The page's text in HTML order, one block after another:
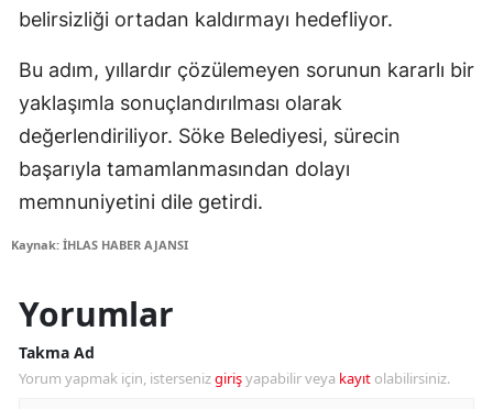
belirsizliği ortadan kaldırmayı hedefliyor.
Bu adım, yıllardır çözülemeyen sorunun kararlı bir
yaklaşımla sonuçlandırılması olarak
değerlendiriliyor. Söke Belediyesi, sürecin
başarıyla tamamlanmasından dolayı
memnuniyetini dile getirdi.
Kaynak: İHLAS HABER AJANSI
Yorumlar
Takma Ad
Yorum yapmak için, istersenizgirişyapabilir veya kayıt olabilirsiniz.